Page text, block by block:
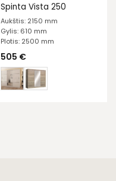
Spinta Vista 250
Aukštis: 2150 mm
Gylis: 610 mm
Plotis: 2500 mm
505 €